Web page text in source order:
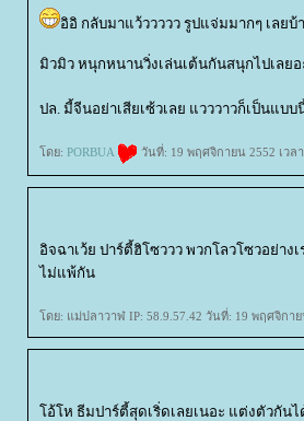
อิอิ กลับมาแว้ววววว รูปแจ่มมากๆ เลย
มิวมิว หนุกหนานวิ่งเล่นเต้นกันสนุกไปเลยอ
ปล. มี้จีนอย่าเสียเซ้วเลย แวววาวก็เป็นแ
ดย: PORBUA วันที่: 19 พฤศจิกายน 2552 เวลา
อิจฉาเว้ย ปาร์ตี้ฮิโซววว พวกโลวโซวอย่า
ไม่แพ้กัน
ดย: แม่ปลาวาฬ IP: 58.9.57.42 วันที่: 19 พฤศจิกาย
อ้โห ธีมปาร์ตี้สุดเริ่ดเลยเนอะ แต่งตัวกัน